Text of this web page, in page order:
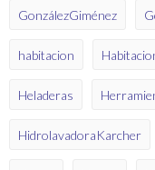
GonzálezGiménez
habitacion
Heladeras
HidrolavadoraKarcher